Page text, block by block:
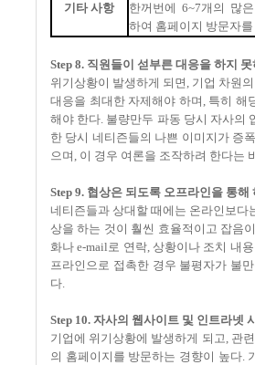
기타 사항 한꺼번에 6~7개의 많은
하여 홈페이지 방문자를
Step 8. 직원들이 섣부른 대응을 하지
위기상황이 발생하게 되면, 기업 차원
대응을 최대한 자제해야 하며, 특히 해
해야 한다. 불량만두 파동 당시 자사의
한 당시 네티즌들의 나쁜 이미지가 증
으며, 이 경우 여론을 조작하려 한다는
Step 9. 협상은 되도록 오프라인을 통
네티즌들과 상대할 때에는 온라인보다
상을 하는 것이 훨씬 효율적이고 잡음
화나 e-mail로 연락, 상황이나 조치 내
프라인으로 접촉한 경우 불평자가 불
다.
Step 10. 자사의 웹사이트 및 인트라넷
기업에 위기상황에 발생하게 되고, 관
의 홈페이지를 방문하는 경향이 높다.